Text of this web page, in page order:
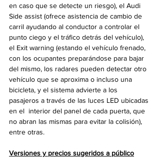
en caso que se detecte un riesgo), el Audi
Side assist (ofrece asistencia de cambio de
carril ayudando al conductor a controlar el
punto ciego y el tráfico detrás del vehículo),
el Exit warning (estando el vehículo frenado,
con los ocupantes preparándose para bajar
del mismo, los radares pueden detectar otro
vehículo que se aproxima o incluso una
bicicleta, y el sistema advierte a los
pasajeros a través de las luces LED ubicadas
en el  interior del panel de cada puerta, que
no abran las mismas para evitar la colisión),
entre otras.
Versiones y precios sugeridos a público